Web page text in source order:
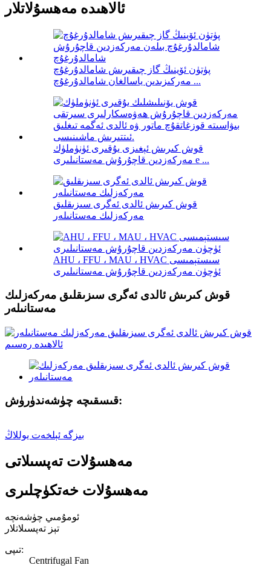
ئالاھىدە مەھسۇلاتلار
پۈتۈن ئۆينىڭ گاز چىقىرىش شامالدۇرغۇچ
مەركىزىدىن ياسالغان شامالدۇرغۇچ ...
قوش كىرىش ئېغىزى يۇقىرى ئۈنۈملۈك
مەركەزدىن قاچۇرۇش مەستانىلىرى e ...
قوش كىرىش ئالدى ئەگرى سىزىقلىق
مەركەزلىك مەستانىلەر
AHU ، FFU ، MAU ، HVAC سىستېمىسى
ئۈچۈن مەركەزدىن قاچۇرۇش مەستانىلىرى
قوش كىرىش ئالدى ئەگرى سىزىقلىق مەركەزلىك
مەستانىلەر
قىسقىچە چۈشەندۈرۈش:
بىزگە ئېلخەت يوللاڭ
مەھسۇلات تەپسىلاتى
مەھسۇلات خەتكۈچلىرى
ئومۇمىي چۈشەنچە
تېز تەپسىلاتلار
تىپى:
Centrifugal Fan